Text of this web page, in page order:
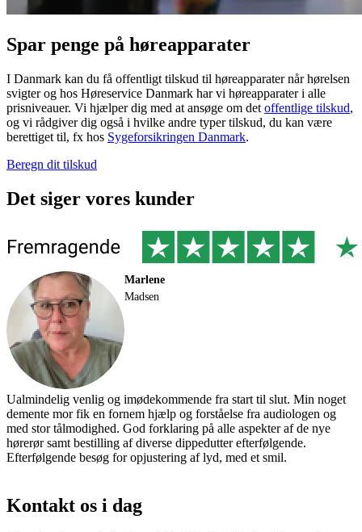
Spar penge på høreapparater
I Danmark kan du få offentligt tilskud til høreapparater når hørelsen
svigter og hos Høreservice Danmark har vi høreapparater i alle
prisniveauer. Vi hjælper dig med at ansøge om det offentlige tilskud,
og vi rådgiver dig også i hvilke andre typer tilskud, du kan være
berettiget til, fx hos Sygeforsikringen Danmark.
Beregn dit tilskud
Det siger vores kunder
Marlene
Madsen
Ualmindelig venlig og imødekommende fra start til slut. Min noget
demente mor fik en fornem hjælp og forståelse fra audiologen og
med stor tålmodighed. God forklaring på alle aspekter af de nye
hørerør samt bestilling af diverse dippedutter efterfølgende.
Efterfølgende besøg for opjustering af lyd, med et smil.
Kontakt os i dag